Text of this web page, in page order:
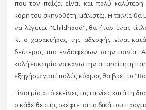
που τον παίζει είναι και πολύ καλύτερη
κόρη του σκηνοθέτη, μάλιστα). Η ταινία θα
να λέγεται "Childhood", θα ήταν ένας
Κι ο χαρακτήρας της αδερφής είναι
δεύτερος πιο ενδιαφέρων στην ταινία.
καλή ευκαιρία να κάνω την απαραίτητη
εξηγήσω γιατί πολύς κόσμος θα βρει το
Είναι μία από εκείνες τις ταινίες κατά τη
ο κάθε θεατής σκέφτεται τα δικά του